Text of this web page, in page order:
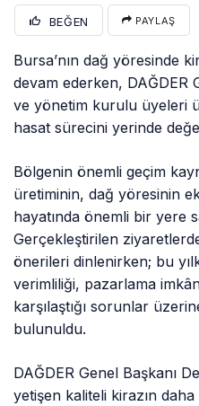
BEĞEN PAYLAŞ
Bursa’nın dağ yöresinde
devam ederken, DAĞDER
ve yönetim kurulu üyeleri
hasat sürecini yerinde
Bölgenin önemli geçim
üretiminin, dağ yöresinin
hayatında önemli bir yere
Gerçekleştirilen
önerileri dinlenirken; bu
verimliliği, pazarlama
karşılaştığı sorunlar
bulunuldu.
DAĞDER Genel Başkanı
yetişen kaliteli kirazın